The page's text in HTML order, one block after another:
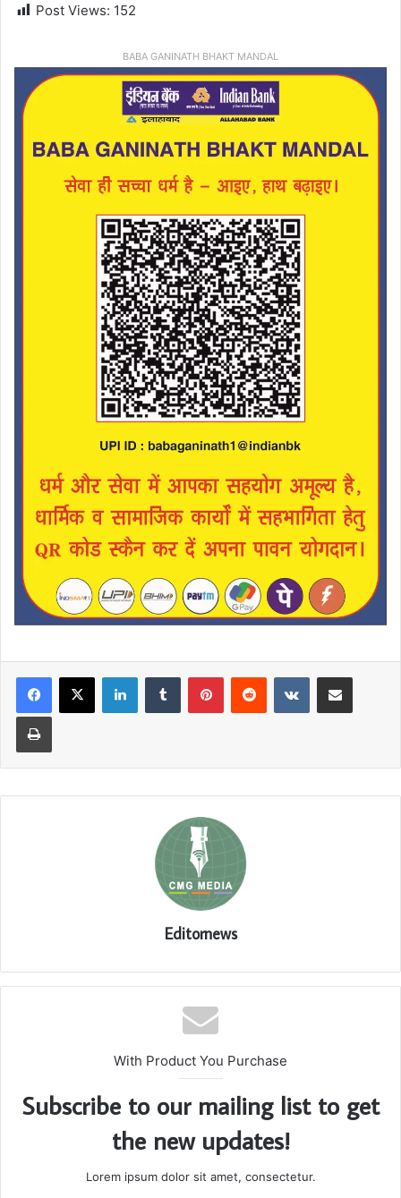
Post Views: 152
BABA GANINATH BHAKT MANDAL
LinkedInTumblr PinterestReddit VKontakteShare via Email
Print
Editornews
With Product You Purchase
Subscribe to our mailing list to get
the new updates!
Lorem ipsum dolor sit amet, consectetur.